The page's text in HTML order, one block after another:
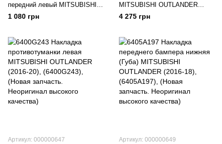
передний левый MITSUBISHI
OUTLANDER (2015-20),
(5370B881), (Новая запчасть.
1 080 грн
MITSUBISHI OUTLANDER
(2014-20), (5900A739), (Новая
запчасть. Неоригинал высокого
4 275 грн
Артикул: 000000647 Артикул: 000000649